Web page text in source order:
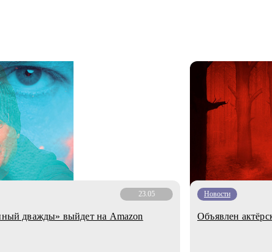
23.05
дважды» выйдет на Amazon
Новости
Объявлен